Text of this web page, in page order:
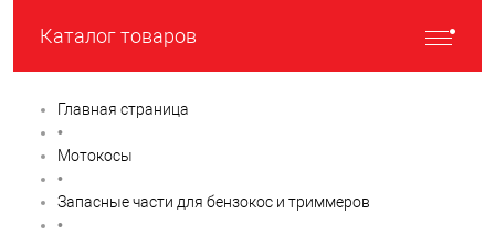
Каталог товаров
Главная страница
•
Мотокосы
•
Запасные части для бензокос и триммеров
•